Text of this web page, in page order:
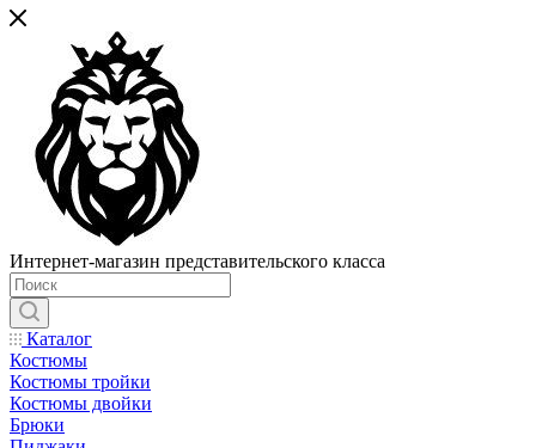
Интернет-магазин представительского класса
Каталог
Костюмы
Костюмы тройки
Костюмы двойки
Брюки